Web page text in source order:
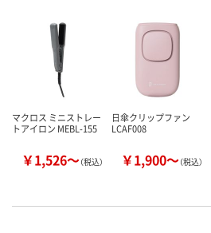
マクロス ミニストレー
トアイロン MEBL-155
￥1,526～（税込）
日傘クリップファン
LCAF008
￥1,900～（税込）